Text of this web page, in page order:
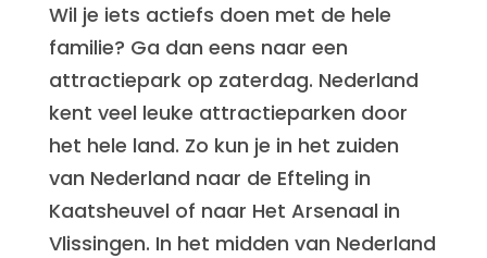
Wil je iets actiefs doen met de hele
familie? Ga dan eens naar een
attractiepark op zaterdag. Nederland
kent veel leuke attractieparken door
het hele land. Zo kun je in het zuiden
van Nederland naar de Efteling in
Kaatsheuvel of naar Het Arsenaal in
Vlissingen. In het midden van Nederland